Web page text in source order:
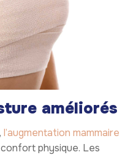
améliorés
l’augmentation mammaire
physique. Les